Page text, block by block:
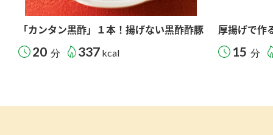
「カンタン黒酢」１本！揚げない黒酢酢豚
20 分 337 kcal
厚揚げで作
15 分